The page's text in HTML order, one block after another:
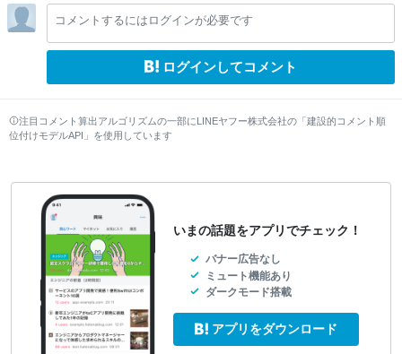
コメントするにはログインが必要です
ログインしてコメント
注目コメント算出アルゴリズムの一部にLINEヤフー株式会社の「建設的コメント順
位付けモデルAPI」を使用しています
いまの話題をアプリでチェック！
バナー広告なし
ミュート機能あり
ダークモード搭載
アプリをダウンロード